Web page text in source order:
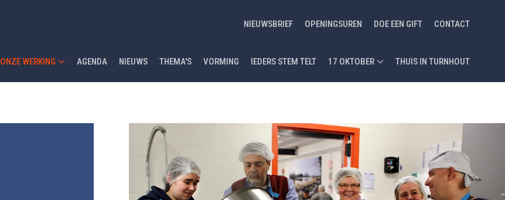
NIEUWSBRIEF OPENINGSUREN DOE EEN GIFT CONTACT
ONZE WERKING AGENDA NIEUWS THEMA'S VORMING IEDERS STEM TELT 17 OKTOBER THUIS IN TURNHOUT